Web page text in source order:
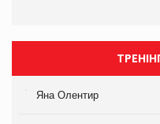
Яна Олентир